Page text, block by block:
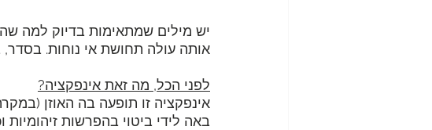
יש מילים שמתאימות בדיוק למה
אותה עולה תחושת אי נוחות. בסדר,
לפני הכל, מה זאת אינפקציה?
אינפקציה זו תופעה בה האוזן
באה לידי ביטוי בהפרשות